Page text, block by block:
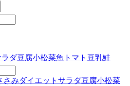
ラダ豆腐小松菜魚 トマト 豆乳鮭
さみダイエット サラダ豆腐小松菜